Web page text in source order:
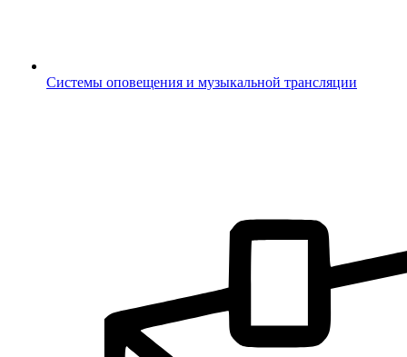
Системы оповещения и музыкальной трансляции